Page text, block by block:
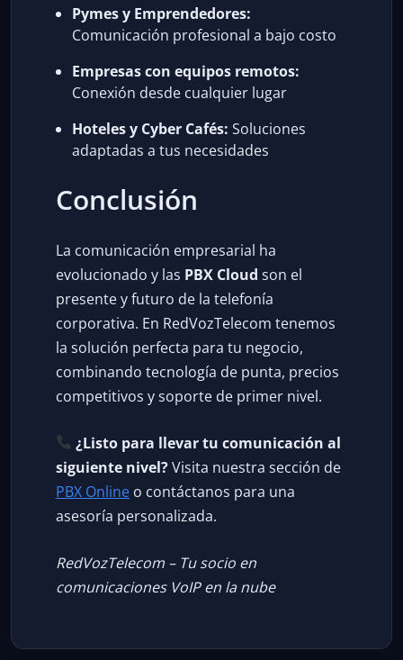
Pymes y Emprendedores:
Comunicación profesional a bajo costo
Empresas con equipos remotos:
Conexión desde cualquier lugar
Hoteles y Cyber Cafés: Soluciones
adaptadas a tus necesidades
Conclusión
La comunicación empresarial ha
evolucionado y las PBX Cloud son el
presente y futuro de la telefonía
corporativa. En RedVozTelecom tenemos
la solución perfecta para tu negocio,
combinando tecnología de punta, precios
competitivos y soporte de primer nivel.
¿Listo para llevar tu comunicación al
siguiente nivel?Visita nuestra sección de
PBX Online o contáctanos para una
asesoría personalizada.
RedVozTelecom – Tu socio en
comunicaciones VoIP en la nube